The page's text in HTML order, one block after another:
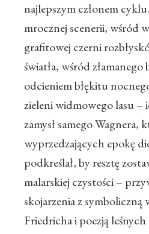
najlepszym członem
mrocznej scenerii, wśród
grafitowej czerni
światła, wśród
odcieniem błękitu
zieleni widmowego lasu –
zamysł samego Wagnera,
wyprzedzających epokę
podkreślał, by resztę
malarskiej czystości –
skojarzenia z symboliczną
Friedricha i poezją